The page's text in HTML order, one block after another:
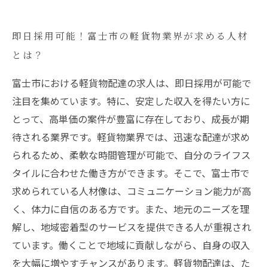
即日採用可能！富士市の軽貨物業界が求める人材
とは？
富士市における軽貨物配達の求人は、即日採用が可能で
注目を集めています。特に、安定した収入を得たい方に
とって、高単価の案件が豊富に存在しており、成長が期
待される業界です。軽貨物業界では、迅速な配達が求め
られるため、柔軟な時間管理が可能で、自分のライフス
タイルに合わせた働き方ができます。そこで、富士市で
求められている人材像は、コミュニケーション能力が高
く、体力に自信のある方です。また、地元のニーズを理
解し、地域密着型のサービスを提供できる人が重視され
ています。働くことで地域に貢献しながら、自身の収入
を大幅に増やすチャンスがあります。軽貨物配達は、た